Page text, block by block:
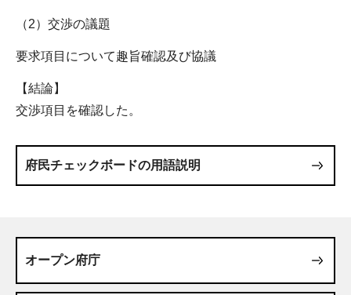
（2）交渉の議題
要求項目について趣旨確認及び協議
【結論】
交渉項目を確認した。
府民チェックボードの用語説明
オープン府庁